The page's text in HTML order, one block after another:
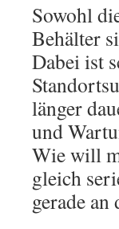
Sowohl
Behälter
Dabei ist
länger
und
Wie will
gleich
gerade